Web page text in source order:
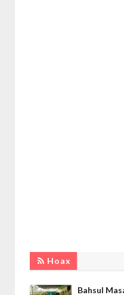
Hoax
Bahsul